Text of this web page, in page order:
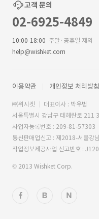
고객 문의
02-6925-4849
10:00-18:00 주말·공휴일 제외
help@wishket.com
이용약관 개인정보 처리방침
㈜위시켓
대표이사 : 박우범
서울특별시 강남구 테헤란로 211
사업자등록번호 : 209-81-57303
통신판매업신고 : 제2018-서울강
직업정보제공사업 신고번호 :
© 2013 Wishket Corp.